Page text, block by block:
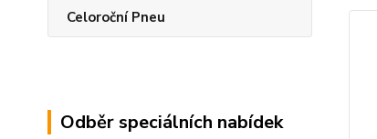
Celoroční Pneu
Odběr speciálních nabídek